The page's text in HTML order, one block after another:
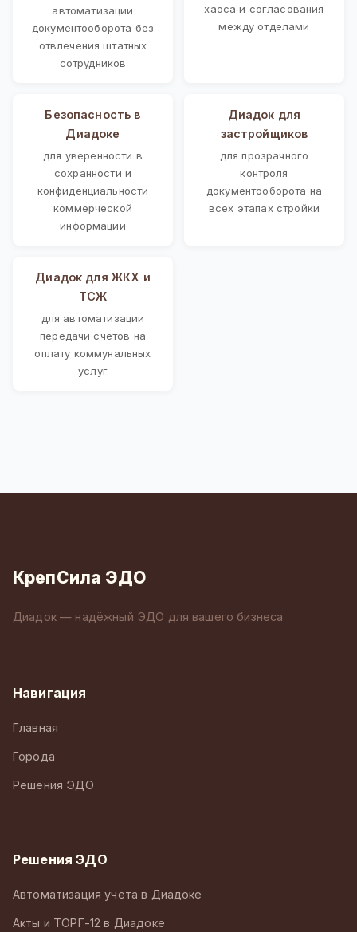
автоматизации
документооборота без
отвлечения штатных
сотрудников
хаоса и согласования
между отделами
Безопасность в
Диадоке
для уверенности в
сохранности и
конфиденциальности
коммерческой
информации
Диадок для
застройщиков
для прозрачного
контроля
документооборота на
всех этапах стройки
Диадок для ЖКХ и
ТСЖ
для автоматизации
передачи счетов на
оплату коммунальных
услуг
КрепСила ЭДО
Диадок — надёжный ЭДО для вашего бизнеса
Навигация
Главная
Города
Решения ЭДО
Решения ЭДО
Автоматизация учета в Диадоке
Акты и ТОРГ-12 в Диадоке